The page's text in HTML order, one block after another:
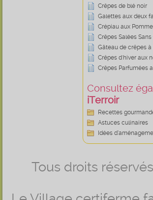
Crêpes de blé noir
Galettes aux deux
Crépiau aux
Crêpes Salées
Gâteau de crêpes
Crêpes d'hiver aux
Crêpes Parfumées
Consultez
iTerroir
Recettes
Astuces culinaires
Idées
Tous droits